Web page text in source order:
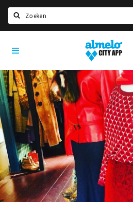
Home
Agenda
Deals
Nieuws
Vacatures
Eten
Drinken
Slapen
Recreatief
Almelo
City